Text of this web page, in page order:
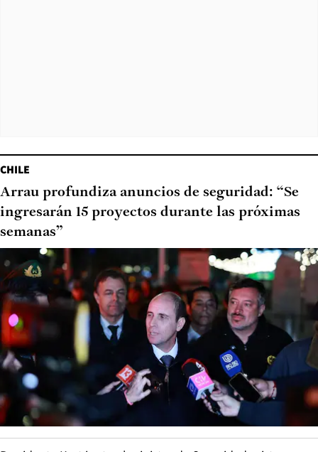
CHILE
Arrau profundiza anuncios de seguridad: “Se
ingresarán 15 proyectos durante las próximas
semanas”